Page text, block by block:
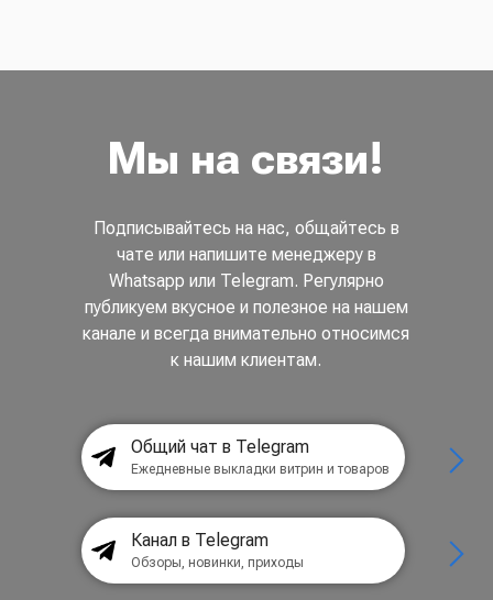
Мы на связи!
Подписывайтесь на нас, общайтесь в
чате или напишите менеджеру в
Whatsapp или Telegram. Регулярно
публикуем вкусное и полезное на нашем
канале и всегда внимательно относимся
к нашим клиентам.
Общий чат в Telegram
Ежедневные выкладки витрин и товаров
Канал в Telegram
Обзоры, новинки, приходы